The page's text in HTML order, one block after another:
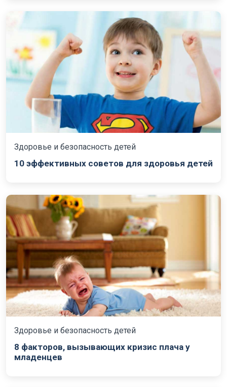
Здоровье и безопасность детей
10 эффективных советов для здоровья детей
Здоровье и безопасность детей
8 факторов, вызывающих кризис плача у
младенцев